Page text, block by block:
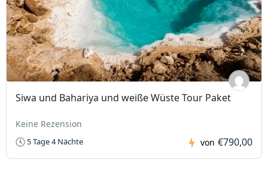
Siwa und Bahariya und weiße Wüste Tour Paket
Keine Rezension
5 Tage 4 Nächte von €790,00